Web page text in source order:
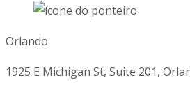
Orlando
1925 E Michigan St, Suite 201,